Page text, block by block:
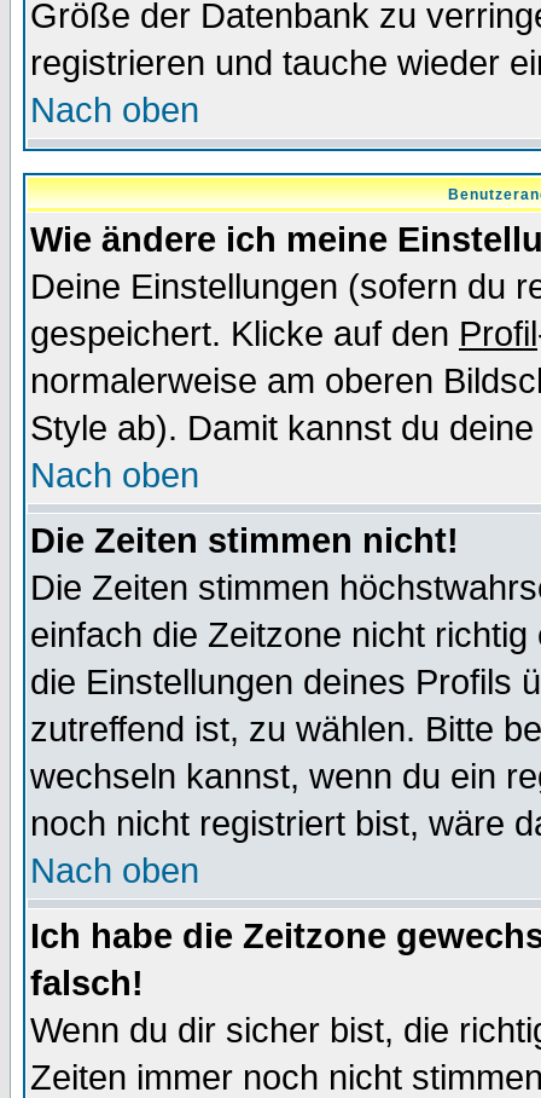
Größe der Datenbank zu
registrieren und tauche wieder
Nach oben
Wie ändere ich meine
Deine Einstellungen (sofern du
gespeichert. Klicke auf den Profil
normalerweise am oberen
Style ab). Damit kannst du
Nach oben
Die Zeiten stimmen nicht!
Die Zeiten stimmen
einfach die Zeitzone nicht
die Einstellungen deines Profils
zutreffend ist, zu wählen. Bitte
wechseln kannst, wenn du ein
noch nicht registriert bist, wäre
Nach oben
Ich habe die Zeitzone
falsch!
Wenn du dir sicher bist, die
Zeiten immer noch nicht